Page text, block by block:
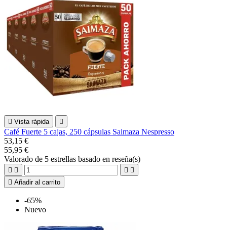
 Vista rápida 
Café Fuerte 5 cajas, 250 cápsulas Saimaza Nespresso
53,15 €
55,95 €
Valorado de 5 estrellas basado en reseña(s)
   
 Añadir al carrito
-65%
Nuevo